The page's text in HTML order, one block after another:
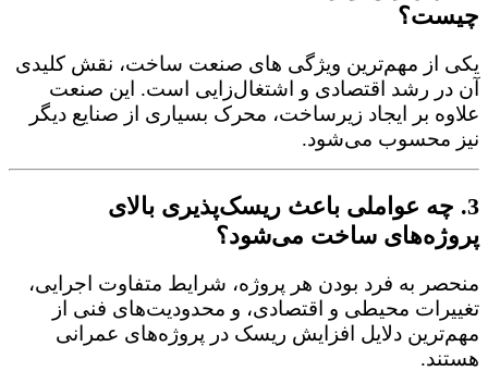
چیست؟
یکی از مهم‌ترین ویژگی های صنعت ساخت، نقش کلیدی
آن در رشد اقتصادی و اشتغال‌زایی است. این صنعت
علاوه بر ایجاد زیرساخت، محرک بسیاری از صنایع دیگر
نیز محسوب می‌شود.
3. چه عواملی باعث ریسک‌پذیری بالای
پروژه‌های ساخت می‌شود؟
منحصر به فرد بودن هر پروژه، شرایط متفاوت اجرایی،
تغییرات محیطی و اقتصادی، و محدودیت‌های فنی از
مهم‌ترین دلایل افزایش ریسک در پروژه‌های عمرانی
هستند.